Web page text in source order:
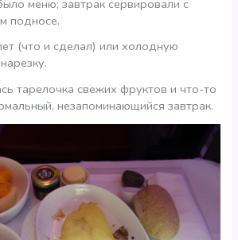
меню; завтрак сервировали с
подносе.
(что и сделал) или холодную
тарелочка свежих фруктов и что-то
незапоминающийся завтрак.